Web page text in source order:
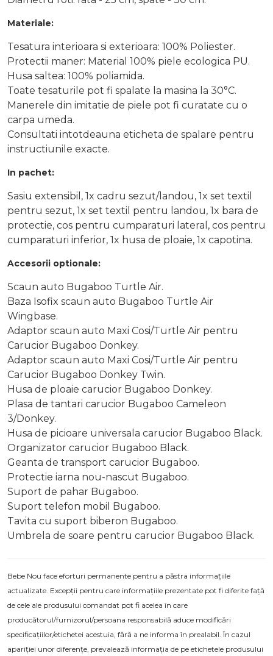
Materiale:
Tesatura interioara si exterioara: 100% Poliester.
Protectii maner: Material 100% piele ecologica PU.
Husa saltea: 100% poliamida.
Toate tesaturile pot fi spalate la masina la 30°C.
Manerele din imitatie de piele pot fi curatate cu o
carpa umeda.
Consultati intotdeauna eticheta de spalare pentru
instructiunile exacte.
In pachet:
Sasiu extensibil, 1x cadru sezut/landou, 1x set textil
pentru sezut, 1x set textil pentru landou, 1x bara de
protectie, cos pentru cumparaturi lateral, cos pentru
cumparaturi inferior, 1x husa de ploaie, 1x capotina.
Accesorii optionale:
Scaun auto Bugaboo Turtle Air.
Baza Isofix scaun auto Bugaboo Turtle Air
Wingbase.
Adaptor scaun auto Maxi Cosi/Turtle Air pentru
Carucior Bugaboo Donkey.
Adaptor scaun auto Maxi Cosi/Turtle Air pentru
Carucior Bugaboo Donkey Twin.
Husa de ploaie carucior Bugaboo Donkey.
Plasa de tantari carucior Bugaboo Cameleon
3/Donkey.
Husa de picioare universala carucior Bugaboo Black.
Organizator carucior Bugaboo Black.
Geanta de transport carucior Bugaboo.
Protectie iarna nou-nascut Bugaboo.
Suport de pahar Bugaboo.
Suport telefon mobil Bugaboo.
Tavita cu suport biberon Bugaboo.
Umbrela de soare pentru carucior Bugaboo Black.
Bebe Nou face eforturi permanente pentru a păstra informațiile
actualizate. Excepții pentru care informațiile prezentate pot fi diferite față
de cele ale produsului comandat pot fi acelea în care
producătorul/furnizorul/persoana responsabilă aduce modificări
specificațiilor/etichetei acestuia, fără a ne informa în prealabil. În cazul
apariției unor diferențe, prevalează informația de pe etichetele produsului